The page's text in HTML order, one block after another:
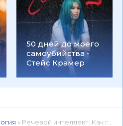
50 дней до моего
самоубийства -
Стейс Крамер
» Речевой интеллект. Как говорить, чтобы влиять и побеждать - Алексей Викторович Слободянюк 📕 - Книга онлайн бесплатно